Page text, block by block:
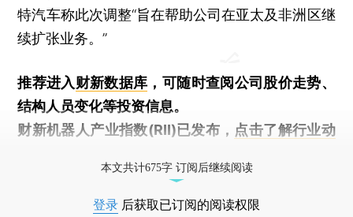
特汽车称此次调整“旨在帮助公司在亚太及非洲区继
续扩张业务。”
推荐进入财新数据库 ，可随时查阅公司股价走势、
结构人员变化等投资信息。
财新机器人产业指数(RII)已发布， 点击了解行业动
本文共计675字 订阅后继续阅读
登录 后获取已订阅的阅读权限